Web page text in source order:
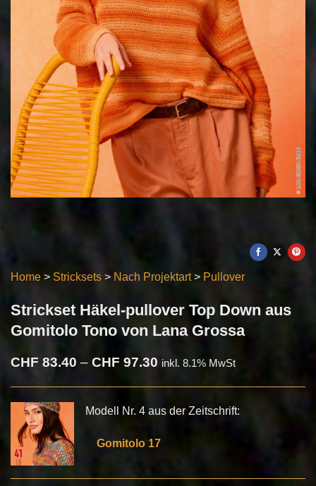
Home > Stricksets > Nach Projektart> Pullover
Strickset Häkel-pullover Top Down aus
Gomitolo Tono von Lana Grossa
CHF 83.40 – CHF 97.30 Preisspanne:
bis
inkl. 8.1% MwSt
Modell Nr. 4 aus der Zeitschrift:
Gomitolo 17